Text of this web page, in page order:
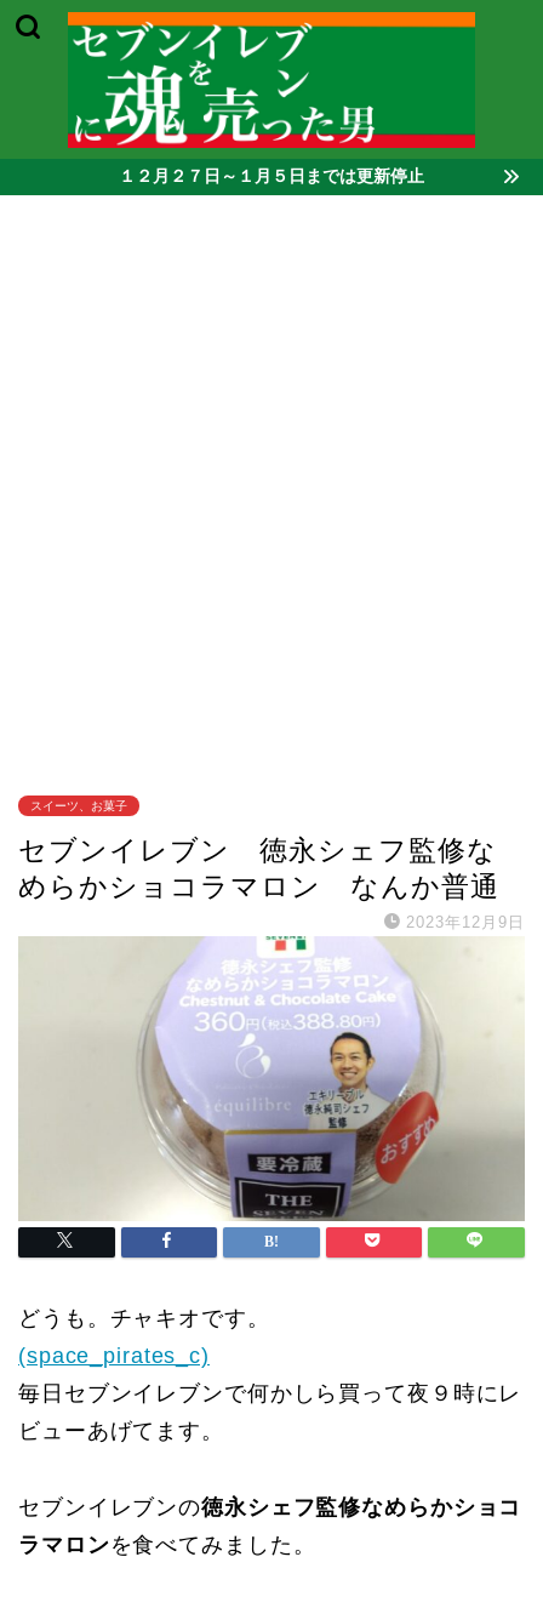
１２月２７日～１月５日までは更新停止
スイーツ、お菓子
セブンイレブン 徳永シェフ監修な
めらかショコラマロン なんか普通
2023年12月9日
どうも。チャキオです。
(space_pirates_c)
毎日セブンイレブンで何かしら買って夜９時にレ
ビューあげてます。
セブンイレブンの徳永シェフ監修なめらかショコ
ラマロンを食べてみました。